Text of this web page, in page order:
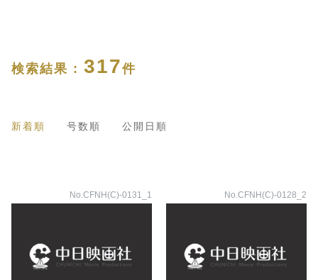
検索結果 : 317件
新着順 号数順 公開日順
No.CFNH(C)-0131_1 No.CFNH(C)-0128_2